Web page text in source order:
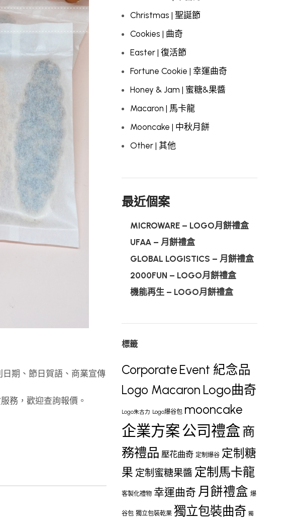
期、節日賀語、商業宣傳
務，歡迎查詢報價。
Christmas | 聖誕節
Cookies | 曲奇
Easter | 復活節
Fortune Cookie | 幸運曲奇
Honey & Jam | 蜜糖&果醬
Macaron | 馬卡龍
Mooncake | 中秋月餅
Other | 其他
最近個案
MICROWARE – LOGO月餅禮盒
UFAA – 月餅禮盒
GLOBAL LOGISTICS – 月餅禮盒
2000FUN – LOGO月餅禮盒
機能再生 – LOGO月餅禮盒
標籤
Corporate Event 紀念品
Logo Macaron Logo曲奇
Logo朱古力 Logo爆谷包 mooncake
企業方案公司禮盒商
務禮品 壓花曲奇 定制爆谷 定制糖
果 定制蜜糖果醬 定制馬卡龍
客製化禮物 幸運曲奇 月餅禮盒 爆
谷包 獨立包裝乾果 獨立包裝曲奇 獨